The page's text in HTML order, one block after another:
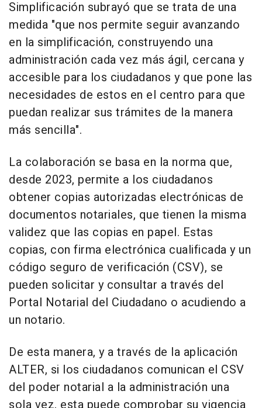
Simplificación subrayó que se trata de una
medida "que nos permite seguir avanzando
en la simplificación, construyendo una
administración cada vez más ágil, cercana y
accesible para los ciudadanos y que pone las
necesidades de estos en el centro para que
puedan realizar sus trámites de la manera
más sencilla".
La colaboración se basa en la norma que,
desde 2023, permite a los ciudadanos
obtener copias autorizadas electrónicas de
documentos notariales, que tienen la misma
validez que las copias en papel. Estas
copias, con firma electrónica cualificada y un
código seguro de verificación (CSV), se
pueden solicitar y consultar a través del
Portal Notarial del Ciudadano o acudiendo a
un notario.
De esta manera, y a través de la aplicación
ALTER, si los ciudadanos comunican el CSV
del poder notarial a la administración una